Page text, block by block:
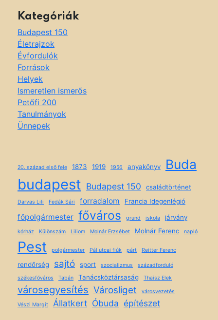
Kategóriák
Budapest 150
Életrajzok
Évfordulók
Források
Helyek
Ismeretlen ismerős
Petőfi 200
Tanulmányok
Ünnepek
20. század első fele 1873 1919 1956 anyakönyv Buda
budapest Budapest 150 családtörténet
Darvas Lili Fedák Sári forradalom Francia Idegenlégió
főpolgármester főváros grund iskola járvány
kórház Különszám Liliom Molnár Erzsébet Molnár Ferenc napló
Pest polgármester Pál utcai fiúk párt Reitter Ferenc
rendőrség sajtó sport szocializmus
századforduló
székesfőváros
Tabán Tanácsköztársaság Thaisz Elek
városegyesítés Városliget városvezetés
Vészi Margit Állatkert Óbuda építészet